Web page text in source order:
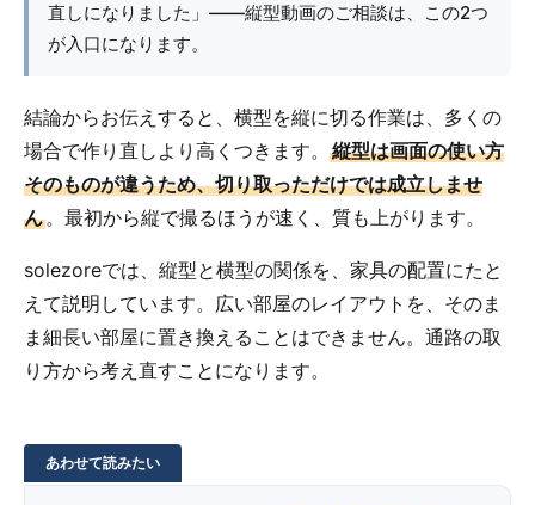
直しになりました」――縦型動画のご相談は、この2つ
が入口になります。
結論からお伝えすると、横型を縦に切る作業は、多くの
場合で作り直しより高くつきます。 縦型は画面の使い方
そのものが違うため、切り取っただけでは成立しませ
ん。最初から縦で撮るほうが速く、質も上がります。
solezoreでは、縦型と横型の関係を、家具の配置にたと
えて説明しています。広い部屋のレイアウトを、そのま
ま細長い部屋に置き換えることはできません。通路の取
り方から考え直すことになります。